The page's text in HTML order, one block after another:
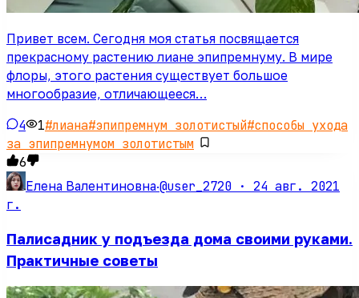
Привет всем. Сегодня моя статья посвящается
прекрасному растению лиане эпипремнуму. В мире
флоры, этого растения существует большое
многообразие, отличающееся…
4 1#лиана#эпипремнум золотистый#способы ухода
за эпипремнумом золотистым
6
Елена Валентиновна·@user_2720 · 24 авг. 2021
г.
Палисадник у подъезда дома своими руками.
Практичные советы